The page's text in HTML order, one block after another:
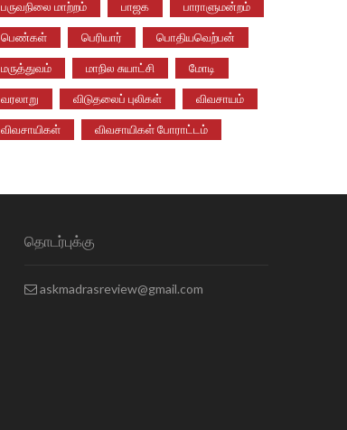
பருவநிலை மாற்றம் பாஜக பாராளுமன்றம்
பெண்கள் பெரியார் பொதியவெற்பன்
மருத்துவம் மாநில சுயாட்சி மோடி
வரலாறு விடுதலைப் புலிகள் விவசாயம்
விவசாயிகள் விவசாயிகள் போராட்டம்
தொடர்புக்கு
askmadrasreview@gmail.com